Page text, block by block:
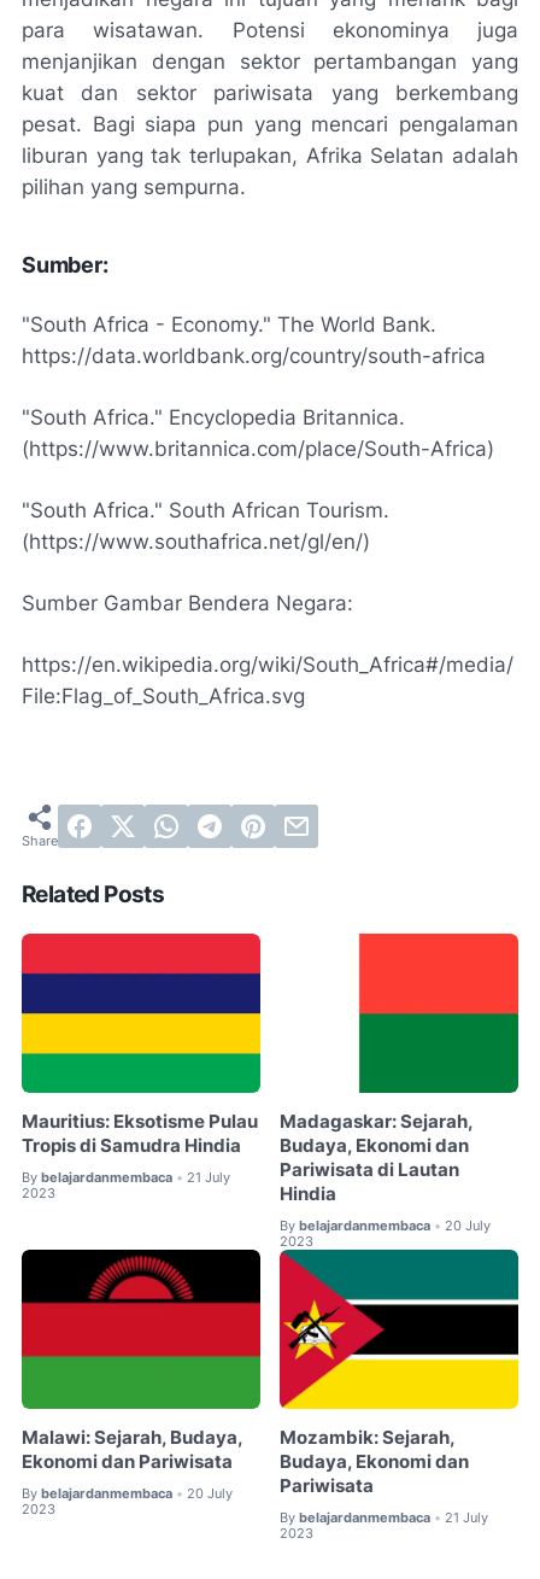
para wisatawan. Potensi ekonominya juga
menjanjikan dengan sektor pertambangan yang
kuat dan sektor pariwisata yang berkembang
pesat. Bagi siapa pun yang mencari pengalaman
liburan yang tak terlupakan, Afrika Selatan adalah
pilihan yang sempurna.
Sumber:
"South Africa - Economy." The World Bank.
https://data.worldbank.org/country/south-africa
"South Africa." Encyclopedia Britannica.
(https://www.britannica.com/place/South-Africa)
"South Africa." South African Tourism.
(https://www.southafrica.net/gl/en/)
Sumber Gambar Bendera Negara:
https://en.wikipedia.org/wiki/South_Africa#/media/
File:Flag_of_South_Africa.svg
Related Posts
Mauritius: Eksotisme Pulau
Tropis di Samudra Hindia
By belajardanmembaca • 21 July
2023
Madagaskar: Sejarah,
Budaya, Ekonomi dan
Pariwisata di Lautan
Hindia
By belajardanmembaca • 20 July
2023
Malawi: Sejarah, Budaya,
Ekonomi dan Pariwisata
By belajardanmembaca • 20 July
2023
Mozambik: Sejarah,
Budaya, Ekonomi dan
Pariwisata
By belajardanmembaca • 21 July
2023